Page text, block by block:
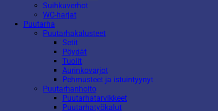
Suihkuverhot
WC-harjat
Puutarha
Puutarhakalusteet
Setit
Pöydät
Tuolit
Aurinkovarjot
Pehmusteet ja istuintyynyt
Puutarhanhoito
Puutarhatarvikkeet
Puutarhatyökalut